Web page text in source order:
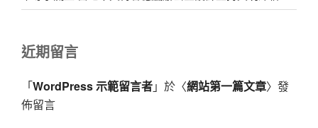
近期留言
「WordPress 示範留言者」於〈網站第一篇文章〉發
佈留言